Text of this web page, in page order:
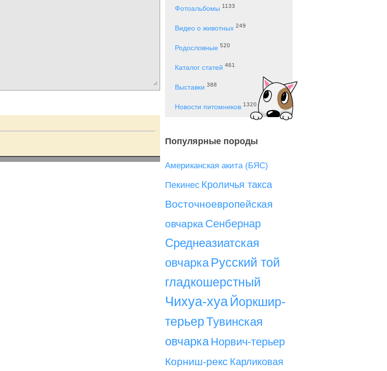
Фотоальбомы 1133
Видео о животных 249
Родословные 520
Каталог статей 461
Выставки 388
Новости питомников 1320
Популярные породы
Американская акита (БЯС)
Пекинес Кроличья такса
Восточноевропейская
овчарка Сенбернар
Среднеазиатская
овчарка Русский той
гладкошерстный
Чихуа-хуа Йоркшир-
терьерТувинская
овчарка Норвич-терьер
Корниш-рекс Карликовая